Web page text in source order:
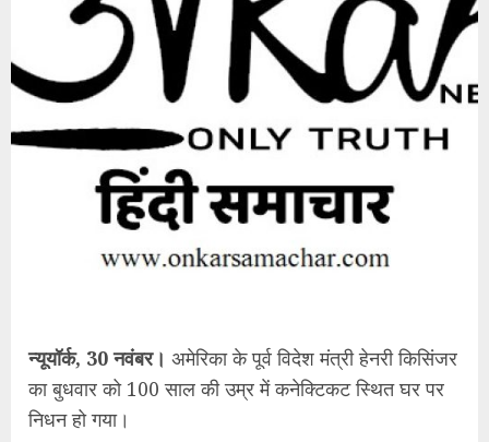
न्यूयॉर्क, 30 नवंबर। अमेरिका के पूर्व विदेश मंत्री हेनरी किसिंजर
का बुधवार को 100 साल की उम्र में कनेक्टिकट स्थित घर पर
निधन हो गया।